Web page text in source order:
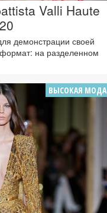
Valli Haute
демонстрации своей
на разделенном
ВЫСОКАЯ МОДА